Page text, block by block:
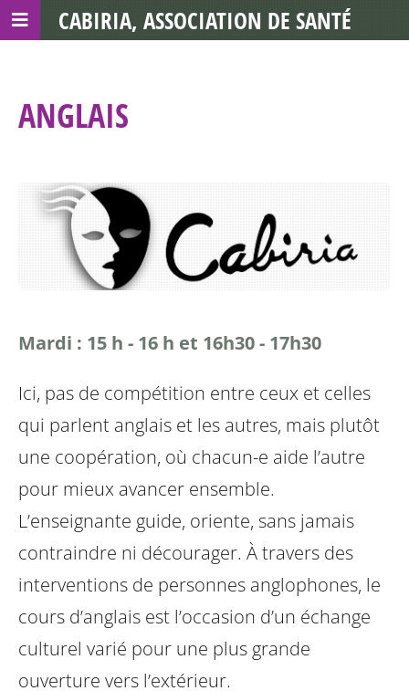
ANGLAIS
Mardi : 15 h - 16 h et 16h30 - 17h30
Ici, pas de compétition entre ceux et celles
qui parlent anglais et les autres, mais plutôt
une coopération, où chacun-e aide l’autre
pour mieux avancer ensemble.
L’enseignante guide, oriente, sans jamais
contraindre ni décourager. À travers des
interventions de personnes anglophones, le
cours d’anglais est l’occasion d’un échange
culturel varié pour une plus grande
ouverture vers l’extérieur.
CABIRIA, ASSOCIATION DE SANTÉ